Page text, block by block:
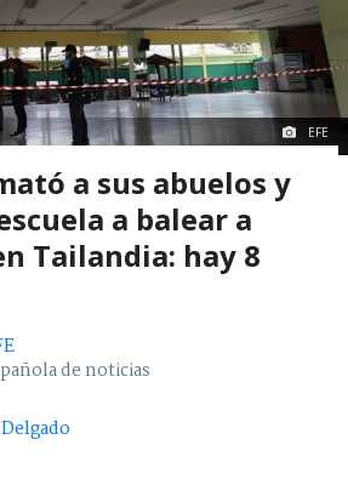
EFE
a sus abuelos y
a balear a
Tailandia: hay 8
de noticias